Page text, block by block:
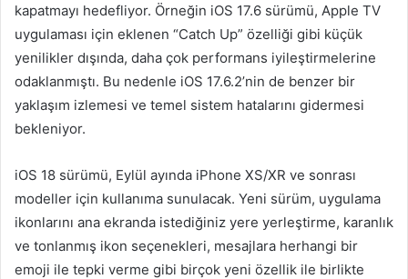
kapatmayı hedefliyor. Örneğin iOS 17.6 sürümü, Apple TV
uygulaması için eklenen “Catch Up” özelliği gibi küçük
yenilikler dışında, daha çok performans iyileştirmelerine
odaklanmıştı. Bu nedenle iOS 17.6.2’nin de benzer bir
yaklaşım izlemesi ve temel sistem hatalarını gidermesi
bekleniyor.
iOS 18 sürümü, Eylül ayında iPhone XS/XR ve sonrası
modeller için kullanıma sunulacak. Yeni sürüm, uygulama
ikonlarını ana ekranda istediğiniz yere yerleştirme, karanlık
ve tonlanmış ikon seçenekleri, mesajlara herhangi bir
emoji ile tepki verme gibi birçok yeni özellik ile birlikte